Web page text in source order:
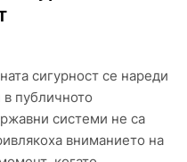
сигурност се нареди
публичното
системи не са
вниманието на